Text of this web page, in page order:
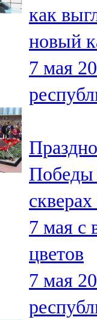
как
новый
7 мая
Победы
7 мая с
цветов
7 мая